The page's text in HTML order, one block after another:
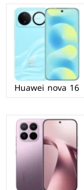
Huawei nova 16